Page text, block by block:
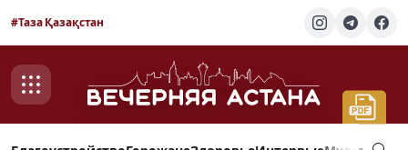
#Таза Қазақстан